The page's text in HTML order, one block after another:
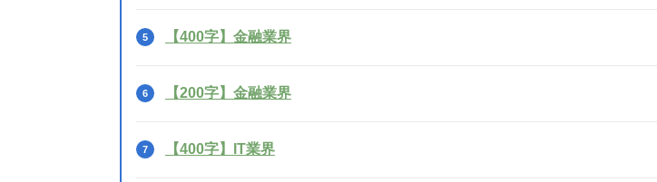
【400字】金融業界
【200字】金融業界
【400字】IT業界